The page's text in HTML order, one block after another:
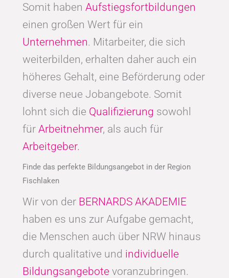
Somit haben Aufstiegsfortbildungen
einen großen Wert für ein
Unternehmen. Mitarbeiter, die sich
weiterbilden, erhalten daher auch ein
höheres Gehalt, eine Beförderung oder
diverse neue Jobangebote. Somit
lohnt sich die Qualifizierung sowohl
für Arbeitnehmer, als auch für
Arbeitgeber.
Finde das perfekte Bildungsangebot in der Region
Fischlaken
Wir von der BERNARDS AKADEMIE
haben es uns zur Aufgabe gemacht,
die Menschen auch über NRW hinaus
durch qualitative und individuelle
Bildungsangebote voranzubringen.